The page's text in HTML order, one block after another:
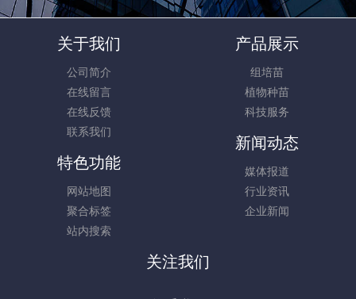
关于我们
公司简介
在线留言
在线反馈
联系我们
产品展示
组培苗
植物种苗
科技服务
新闻动态
媒体报道
行业资讯
企业新闻
特色功能
网站地图
聚合标签
站内搜索
关注我们